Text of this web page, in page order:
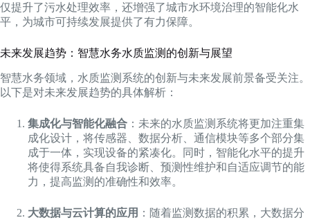
仅提升了污水处理效率，还增强了城市水环境治理的智能化水
平，为城市可持续发展提供了有力保障。
未来发展趋势：智慧水务水质监测的创新与展望
智慧水务领域，水质监测系统的创新与未来发展前景备受关注。
以下是对未来发展趋势的具体解析：
集成化与智能化融合 ：未来的水质监测系统将更加注重集
成化设计，将传感器、数据分析、通信模块等多个部分集
成于一体，实现设备的紧凑化。同时，智能化水平的提升
将使得系统具备自我诊断、预测性维护和自适应调节的能
力，提高监测的准确性和效率。
大数据与云计算的应用 ：随着监测数据的积累，大数据分